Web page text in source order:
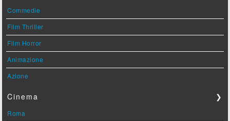
Commedie
Film Thriller
Film Horror
Animazione
Azione
Cinema ❯
Roma